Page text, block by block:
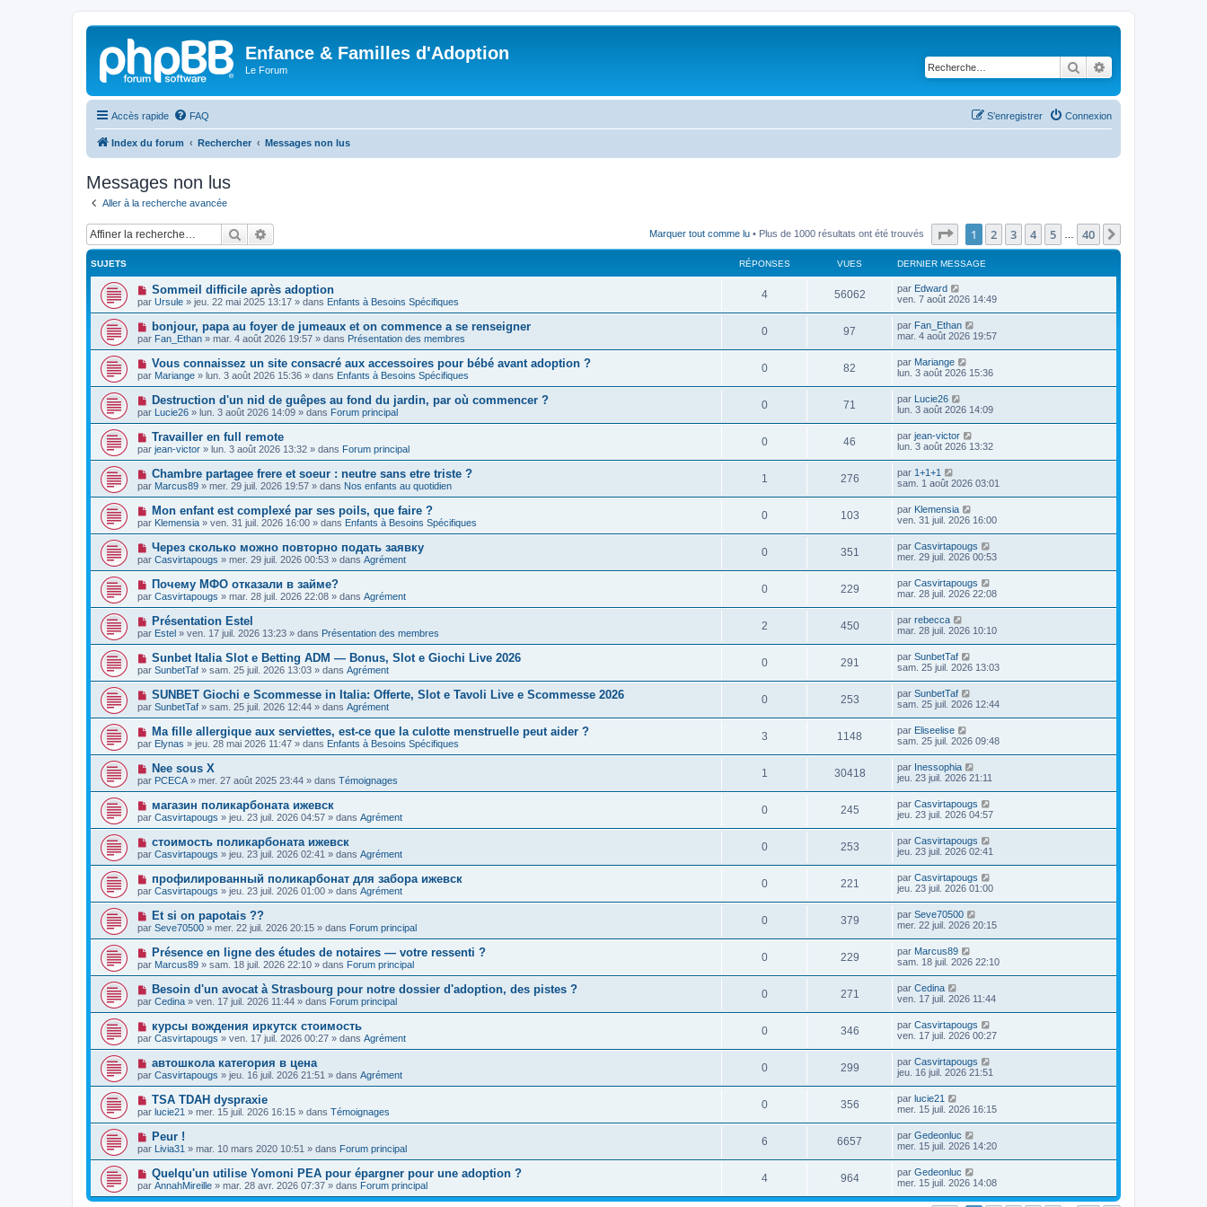
Enfance & Familles d'Adoption
Le Forum Rechercher
Accès rapide FAQ Connexion
S’enregistrer
Index du forum Rechercher Messages non lus
Messages non lus
Aller à la recherche avancée
Rechercher Marquer tout comme lu • Plus de 1000 résultats ont été trouvés Page sur40
1 2 3 4 5 40
SUJETS RÉPONSES VUES DERNIER MESSAGE
N
o
u
v
e
a
u
m
e
s
s
a
g
e
Sommeil difficile après adoption
par Ursule » jeu. 22 mai 2025 13:17 » dans Enfants à Besoins Spécifiques
4 56062 par Edward
ven. 7 août 2026 14:49
N
o
u
v
a
u
m
e
s
s
g
e
bonjour, papa au foyer de jumeaux et on commence a se renseigner
par Fan_Ethan » mar. 4 août 2026 19:57 » dans Présentation des membres
0 97 par Fan_Ethan
mar. 4 août 2026 19:57
N
o
u
v
e
a
u
m
e
s
s
a
g
e
Vous connaissez un site consacré aux accessoires pour bébé avant adoption ?
par Mariange » lun. 3 août 2026 15:36 » dans Enfants à Besoins Spécifiques
0 82 par Mariange
lun. 3 août 2026 15:36
N
o
u
v
a
u
m
e
s
s
a
g
e
Destruction d'un nid de guêpes au fond du jardin, par où commencer ?
par Lucie26 » lun. 3 août 2026 14:09 » dans Forum principal
0 71 par Lucie26
lun. 3 août 2026 14:09
N
o
u
e
a
u
m
e
s
s
g
e
Travailler en full remote
par jean-victor » lun. 3 août 2026 13:32 » dans Forum principal
0 46 par jean-victor
lun. 3 août 2026 13:32
N
o
u
v
e
a
u
m
e
s
s
a
g
e
Chambre partagee frere et soeur : neutre sans etre triste ?
par Marcus89 » mer. 29 juil. 2026 19:57 » dans Nos enfants au quotidien
1 276 par 1+1+1
sam. 1 août 2026 03:01
N
o
u
v
e
a
u
m
e
s
s
a
g
e
Mon enfant est complexé par ses poils, que faire ?
par Klemensia » ven. 31 juil. 2026 16:00 » dans Enfants à Besoins Spécifiques
0 103 par Klemensia
ven. 31 juil. 2026 16:00
N
o
u
v
e
a
u
m
e
s
s
a
g
e
Через сколько можно повторно подать заявку
par Casvirtapougs » mer. 29 juil. 2026 00:53 » dans Agrément
0 351 par Casvirtapougs
mer. 29 juil. 2026 00:53
N
o
u
v
e
a
u
m
e
s
s
a
g
e
Почему МФО отказали в займе?
par Casvirtapougs » mar. 28 juil. 2026 22:08 » dans Agrément
0 229 par Casvirtapougs
mar. 28 juil. 2026 22:08
N
o
u
v
e
a
u
m
e
s
s
a
g
e
Présentation Estel
par Estel » ven. 17 juil. 2026 13:23 » dans Présentation des membres
2 450 par rebecca
mar. 28 juil. 2026 10:10
N
o
u
v
e
a
u
m
e
s
s
a
g
e
Sunbet Italia Slot e Betting ADM — Bonus, Slot e Giochi Live 2026
par SunbetTaf » sam. 25 juil. 2026 13:03 » dans Agrément
0 291 par SunbetTaf
sam. 25 juil. 2026 13:03
N
o
u
v
e
a
u
m
e
s
a
g
e
SUNBET Giochi e Scommesse in Italia: Offerte, Slot e Tavoli Live e Scommesse 2026
par SunbetTaf » sam. 25 juil. 2026 12:44 » dans Agrément
0 253 par SunbetTaf
sam. 25 juil. 2026 12:44
N
o
u
v
e
a
u
m
e
s
a
g
e
Ma fille allergique aux serviettes, est-ce que la culotte menstruelle peut aider ?
par Elynas » jeu. 28 mai 2026 11:47 » dans Enfants à Besoins Spécifiques
3 1148 par Eliseelise
sam. 25 juil. 2026 09:48
N
o
u
e
a
u
m
e
s
a
g
e
Nee sous X
par PCECA » mer. 27 août 2025 23:44 » dans Témoignages
1 30418 par Inessophia
jeu. 23 juil. 2026 21:11
N
o
u
e
a
u
m
e
s
s
a
g
e
магазин поликарбоната ижевск
par Casvirtapougs » jeu. 23 juil. 2026 04:57 » dans Agrément
0 245 par Casvirtapougs
jeu. 23 juil. 2026 04:57
N
o
u
e
a
u
m
e
s
s
a
g
e
стоимость поликарбоната ижевск
par Casvirtapougs » jeu. 23 juil. 2026 02:41 » dans Agrément
0 253 par Casvirtapougs
jeu. 23 juil. 2026 02:41
N
o
u
v
e
a
u
m
e
s
s
a
g
e
профилированный поликарбонат для забора ижевск
par Casvirtapougs » jeu. 23 juil. 2026 01:00 » dans Agrément
0 221 par Casvirtapougs
jeu. 23 juil. 2026 01:00
N
o
u
v
e
a
u
m
e
s
a
g
e
Et si on papotais ??
par Seve70500 » mer. 22 juil. 2026 20:15 » dans Forum principal
0 379 par Seve70500
mer. 22 juil. 2026 20:15
N
o
u
v
e
a
u
m
e
s
a
g
e
Présence en ligne des études de notaires — votre ressenti ?
par Marcus89 » sam. 18 juil. 2026 22:10 » dans Forum principal
0 229 par Marcus89
sam. 18 juil. 2026 22:10
N
o
u
e
a
u
m
e
s
s
g
e
Besoin d'un avocat à Strasbourg pour notre dossier d'adoption, des pistes ?
par Cedina » ven. 17 juil. 2026 11:44 » dans Forum principal
0 271 par Cedina
ven. 17 juil. 2026 11:44
N
o
u
e
a
u
m
e
s
s
a
g
e
курсы вождения иркутск стоимость
par Casvirtapougs » ven. 17 juil. 2026 00:27 » dans Agrément
0 346 par Casvirtapougs
ven. 17 juil. 2026 00:27
N
o
u
v
a
u
m
e
s
s
a
g
e
автошкола категория в цена
par Casvirtapougs » jeu. 16 juil. 2026 21:51 » dans Agrément
0 299 par Casvirtapougs
jeu. 16 juil. 2026 21:51
N
o
u
v
e
a
u
m
e
s
TSA TDAH dyspraxie
par lucie21 » mer. 15 juil. 2026 16:15 » dans Témoignages
0 356 par lucie21
mer. 15 juil. 2026 16:15
N
o
u
e
a
u
Peur !
par Livia31 » mar. 10 mars 2020 10:51 » dans Forum principal
6 6657 par Gedeonluc
mer. 15 juil. 2026 14:20
N
o
u
v
Quelqu'un utilise Yomoni PEA pour épargner pour une adoption ?
par AnnahMireille » mar. 28 avr. 2026 07:37 » dans Forum principal
4 964 par Gedeonluc
mer. 15 juil. 2026 14:08